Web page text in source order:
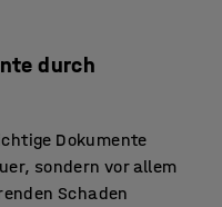
durch
Dokumente
sondern vor allem
Schaden